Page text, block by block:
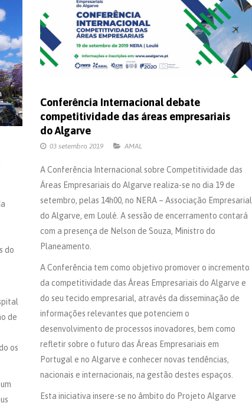
do
de
os
Conferência Internacional debate
competitividade das áreas empresariais
do Algarve
03 setembro 2019 AMAL
A Conferência Internacional sobre Competitividade das
Áreas Empresariais do Algarve realiza-se no dia 19 de
setembro, pelas 14h00, no NERA – Associação Empresarial
do Algarve, em Loulé. A sessão de encerramento contará
com a presença de Nelson de Souza, Ministro do
Planeamento.
A Conferência tem como objetivo promover o incremento
da competitividade das Áreas Empresariais do Algarve e
do seu tecido empresarial, através da disseminação de
informações relevantes que potenciem o
desenvolvimento de processos inovadores, bem como
refletir sobre o futuro das Áreas Empresariais em
Portugal e no Algarve e conhecer novas tendências,
nacionais e internacionais, na gestão destes espaços.
Esta iniciativa insere-se no âmbito do Projeto Algarve